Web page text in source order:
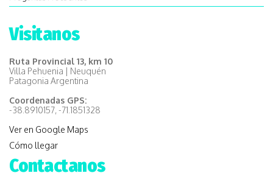
Visitanos
Ruta Provincial 13, km 10
Villa Pehuenia | Neuquén
Patagonia Argentina
Coordenadas GPS:
-38.8910157, -71.1851328
Ver en Google Maps
Cómo llegar
Contactanos